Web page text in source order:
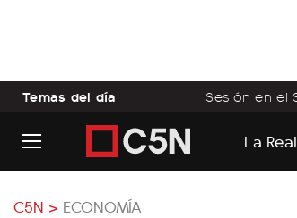
Temas del día Sesión en el
La
C5N > ECONOMÍA